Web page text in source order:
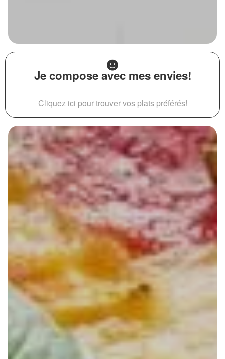
Je compose avec mes envies!
Cliquez ici pour trouver vos plats préférés!